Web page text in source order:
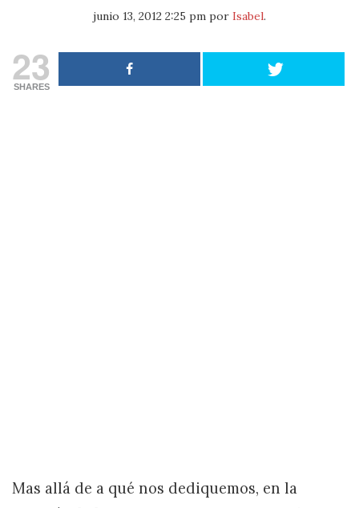
junio 13, 2012 2:25 pm por Isabel.
23
SHARES
Mas allá de a qué nos dediquemos, en la